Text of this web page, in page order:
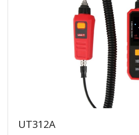
UT312A